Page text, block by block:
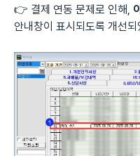
👉 결제 연동 문제로 인해,
안내창이 표시되도록 개선되